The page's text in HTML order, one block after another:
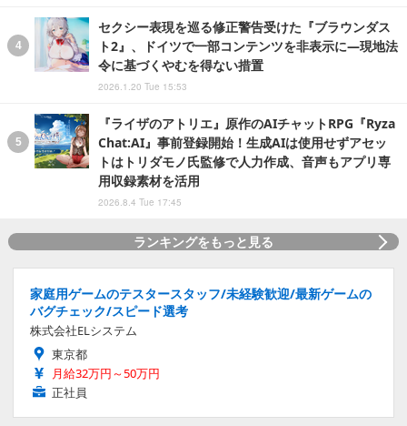
セクシー表現を巡る修正警告受けた『ブラウンダス
ト2』、ドイツで一部コンテンツを非表示に―現地法
令に基づくやむを得ない措置
2026.1.20 Tue 15:53
『ライザのアトリエ』原作のAIチャットRPG『Ryza
Chat:AI』事前登録開始！生成AIは使用せずアセッ
トはトリダモノ氏監修で人力作成、音声もアプリ専
用収録素材を活用
2026.8.4 Tue 17:45
ランキングをもっと見る
家庭用ゲームのテスタースタッフ/未経験歓迎/最新ゲームの
バグチェック/スピード選考
株式会社ELシステム
東京都
月給32万円～50万円
正社員